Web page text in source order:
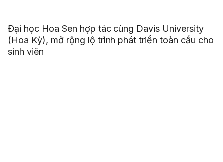
Đại học Hoa Sen hợp tác cùng Davis University
(Hoa Kỳ), mở rộng lộ trình phát triển toàn cầu cho
sinh viên